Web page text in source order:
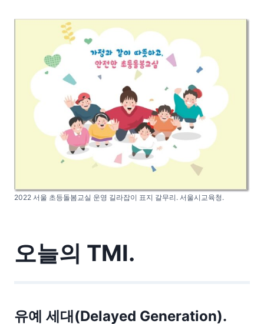
2022 서울 초등돌봄교실 운영 길라잡이 표지 갈무리. 서울시교육청.
오늘의 TMI.
유예 세대(Delayed Generation).